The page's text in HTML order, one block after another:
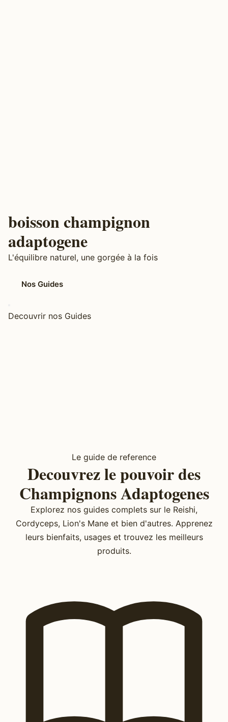
boisson champignon
adaptogene
L'équilibre naturel, une gorgée à la fois
Nos Guides
Decouvrir nos Guides
Le guide de reference
Decouvrez le pouvoir des
Champignons Adaptogenes
Explorez nos guides complets sur le Reishi,
Cordyceps, Lion's Mane et bien d'autres. Apprenez
leurs bienfaits, usages et trouvez les meilleurs
produits.